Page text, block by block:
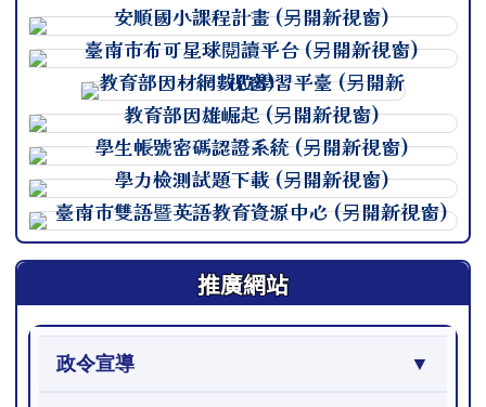
連至 http://
連至 http://
連至 http://
連至 http://
連至 http://
連至 http://
連至 http://
推廣網站
政令宣導